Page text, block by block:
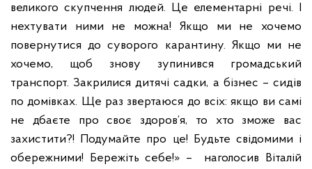
великого скупчення людей. Це елементарні речі. І
нехтувати ними не можна! Якщо ми не хочемо
повернутися до суворого карантину. Якщо ми не
хочемо, щоб знову зупинився громадський
транспорт. Закрилися дитячі садки, а бізнес – сидів
по домівках. Ще раз звертаюся до всіх: якщо ви самі
не дбаєте про своє здоров’я, то хто зможе вас
захистити?! Подумайте про це! Будьте свідомими і
обережними! Бережіть себе!» – наголосив Віталій